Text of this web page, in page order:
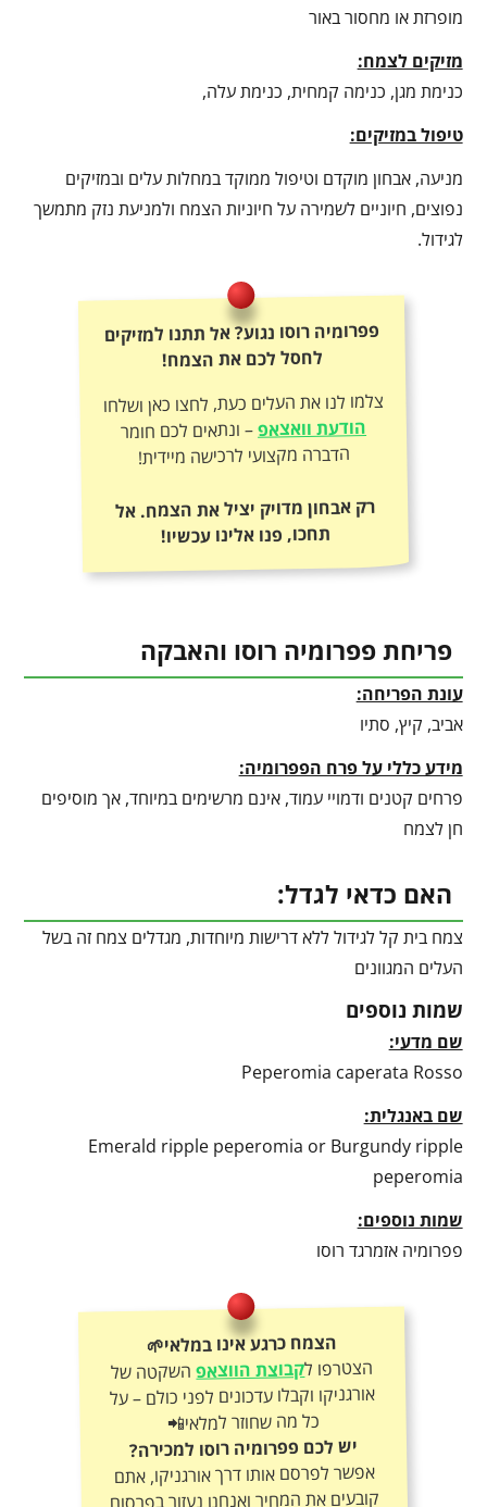
מופרזת או מחסור באור
מזיקים לצמח:
כנימת מגן, כנימה קמחית, כנימת עלה,
טיפול במזיקים:
מניעה, אבחון מוקדם וטיפול ממוקד במחלות עלים ובמזיקים
נפוצים, חיוניים לשמירה על חיוניות הצמח ולמניעת נזק מתמשך
לגידול.
פפרומיה רוסו נגוע? אל תתנו למזיקים
לחסל לכם את הצמח!
צלמו לנו את העלים כעת, לחצו כאן ושלחו
הודעת וואצאפ– ונתאים לכם חומר
הדברה מקצועי לרכישה מיידית!
רק אבחון מדויק יציל את הצמח. אל
תחכו, פנו אלינו עכשיו!
פריחת פפרומיה רוסו והאבקה
עונת הפריחה:
אביב, קיץ, סתיו
מידע כללי על פרח הפפרומיה:
פרחים קטנים ודמויי עמוד, אינם מרשימים במיוחד, אך מוסיפים
חן לצמח
האם כדאי לגדל:
צמח בית קל לגידול ללא דרישות מיוחדות, מגדלים צמח זה בשל
העלים המגוונים
שמות נוספים
שם מדעי:
Peperomia caperata Rosso
שם באנגלית:
Emerald ripple peperomia or Burgundy ripple
peperomia
שמות נוספים:
פפרומיה אזמרגד רוסו
הצמח כרגע אינו במלאי🌱
הצטרפו לקבוצת הווצאפהשקטה של
אורגניקו וקבלו עדכונים לפני כולם – על
כל מה שחוזר למלאי📲
יש לכם פפרומיה רוסו למכירה?
אפשר לפרסם אותו דרך אורגניקו, אתם
קובעים את המחיר ואנחנו נעזור בפרסום